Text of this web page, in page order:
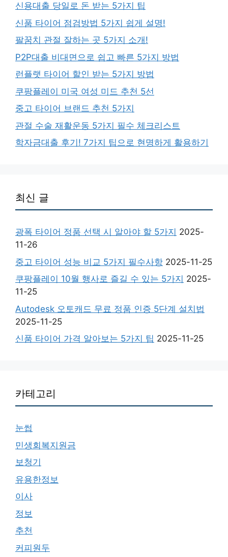
신용대출 당일로 돈 받는 5가지 팁
신품 타이어 점검방법 5가지 쉽게 설명!
팔꿈치 관절 잘하는 곳 5가지 소개!
P2P대출 비대면으로 쉽고 빠른 5가지 방법
런플랫 타이어 할인 받는 5가지 방법
쿠팡플레이 미국 여성 미드 추천 5선
중고 타이어 브랜드 추천 5가지
관절 수술 재활운동 5가지 필수 체크리스트
학자금대출 후기! 7가지 팁으로 현명하게 활용하기
최신 글
광폭 타이어 정품 선택 시 알아야 할 5가지 2025-
11-26
중고 타이어 성능 비교 5가지 필수사항 2025-11-25
쿠팡플레이 10월 행사로 즐길 수 있는 5가지 2025-
11-25
Autodesk 오토캐드 무료 정품 인증 5단계 설치법
2025-11-25
신품 타이어 가격 알아보는 5가지 팁 2025-11-25
카테고리
눈썹
민생회복지원금
보청기
유용한정보
이사
정보
추천
커피원두